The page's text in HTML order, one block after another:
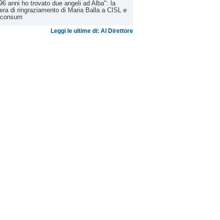
anni ho trovato due angeli ad Alba": la
di ringraziamento di Maria Balla a CISL e
Leggi le ultime di: Al Direttore